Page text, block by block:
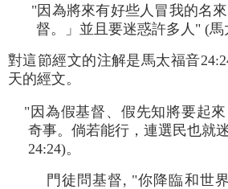
"因為將來有好些人冒我的名
督。」並且要迷惑許多人" (馬
對這節經文的注解是馬太福音
天的經文。
"因為假基督、假先知將要起
奇事。倘若能行，連選民也就
24:24)。
門徒問基督, "你降臨和世